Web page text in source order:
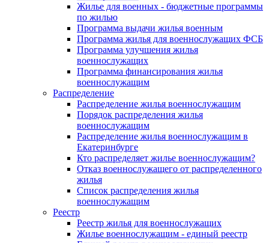
Жилье для военных - бюджетные программы
по жилью
Программа выдачи жилья военным
Программа жилья для военнослужащих ФСБ
Программа улучшения жилья
военнослужащих
Программа финансирования жилья
военнослужащим
Распределение
Распределение жилья военнослужащим
Порядок распределения жилья
военнослужащим
Распределение жилья военнослужащим в
Екатеринбурге
Кто распределяет жилье военнослужащим?
Отказ военнослужащего от распределенного
жилья
Список распределения жилья
военнослужащим
Реестр
Реестр жилья для военнослужащих
Жилье военнослужащим - единый реестр